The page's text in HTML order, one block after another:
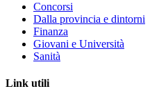
Concorsi
Dalla provincia e dintorni
Finanza
Giovani e Università
Sanità
Link utili